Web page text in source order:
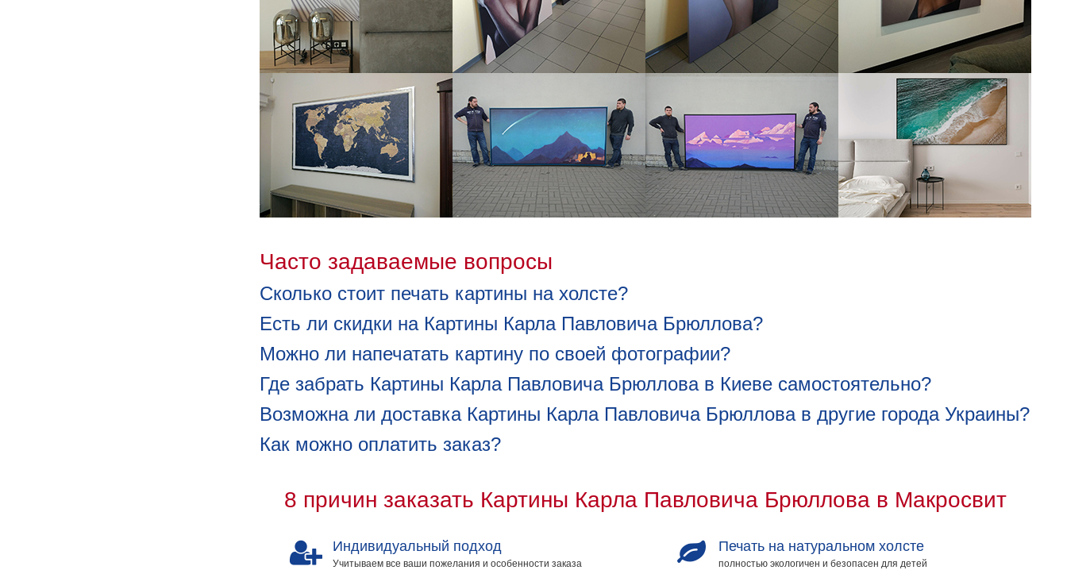
Часто задаваемые вопросы
Сколько стоит печать картины на холсте?
Есть ли скидки на Картины Карла Павловича Брюллова?
Можно ли напечатать картину по своей фотографии?
Где забрать Картины Карла Павловича Брюллова в Киеве самостоятельно?
Возможна ли доставка Картины Карла Павловича Брюллова в другие города Украины?
Как можно оплатить заказ?
8 причин заказать Картины Карла Павловича Брюллова в Макросвит
Индивидуальный подход
Учитываем все ваши пожелания и особенности заказа
Печать на натуральном холсте
полностью экологичен и безопасен для детей